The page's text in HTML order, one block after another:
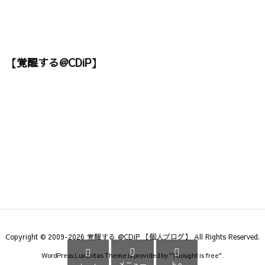
【覚醒する@CDiP】
Copyright © 2009-2026 覚醒する @CDiP 【個人ブログ】 All Rights Reserved.
WordPress Luxeritas Theme is provided by "Thought is free".
  